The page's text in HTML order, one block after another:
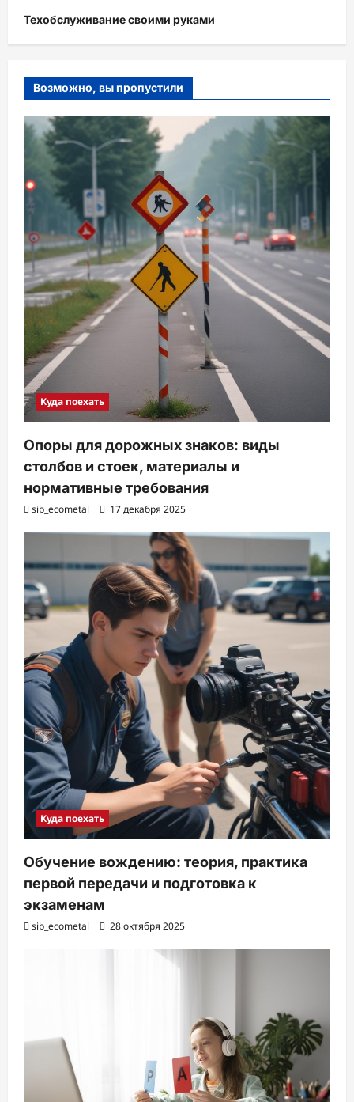
Техобслуживание своими руками
Возможно, вы пропустили
Куда поехать
Опоры для дорожных знаков: виды
столбов и стоек, материалы и
нормативные требования
sib_ecometal 17 декабря 2025
Куда поехать
Обучение вождению: теория, практика
первой передачи и подготовка к
экзаменам
sib_ecometal 28 октября 2025